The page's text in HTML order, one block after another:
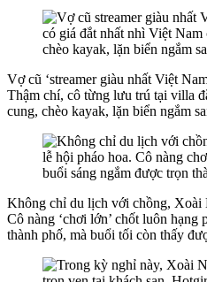
Vợ cũ ‘streamer giàu nhất Việt
Thậm chí, cô từng lưu trú tại villa
cung, chèo kayak, lặn biển ngắm
Không chỉ du lịch với chồng, Xoài
Cô nàng ‘chơi lớn’ chốt luôn
thành phố, mà buổi tối còn thấy